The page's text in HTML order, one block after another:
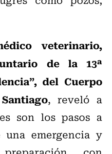
veterinario,
de la 13ª
del Cuerpo
, reveló a
son los pasos a
emergencia y